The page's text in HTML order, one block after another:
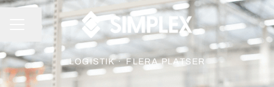
KARRIÄRMENY
Dela sidan
LOGISTIK · FLERA PLATSER